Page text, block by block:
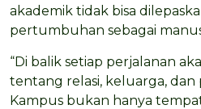
akademik tidak bisa
pertumbuhan sebagai
“Di balik setiap perjalanan
tentang relasi, keluarga, dan
Kampus bukan hanya